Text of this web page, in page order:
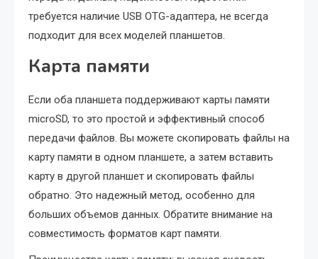
требуется наличие USB OTG-адаптера, не всегда
подходит для всех моделей планшетов.
Карта памяти
Если оба планшета поддерживают карты памяти
microSD, то это простой и эффективный способ
передачи файлов. Вы можете скопировать файлы на
карту памяти в одном планшете, а затем вставить
карту в другой планшет и скопировать файлы
обратно. Это надежный метод, особенно для
больших объемов данных. Обратите внимание на
совместимость форматов карт памяти.